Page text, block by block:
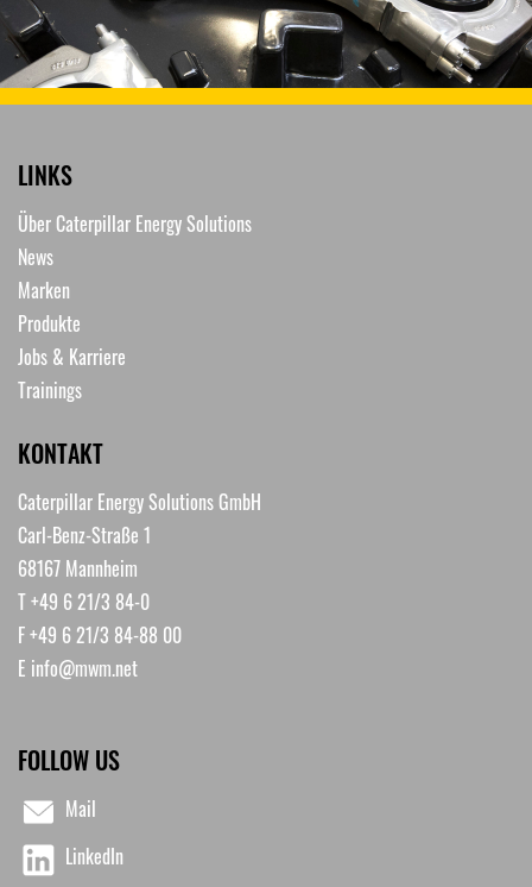
LINKS
Über Caterpillar Energy Solutions
News
Marken
Produkte
Jobs & Karriere
Trainings
KONTAKT
Caterpillar Energy Solutions GmbH
Carl-Benz-Straße 1
68167 Mannheim
T +49 6 21/3 84-0
F +49 6 21/3 84-88 00
E info@mwm.net
FOLLOW US
Mail
LinkedIn